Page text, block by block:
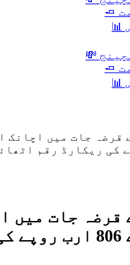
🧈
📊
💸
🧈
📊
قرضہ جات میں اچانک
قرضہ جات میں
اضافہ کر کے 806